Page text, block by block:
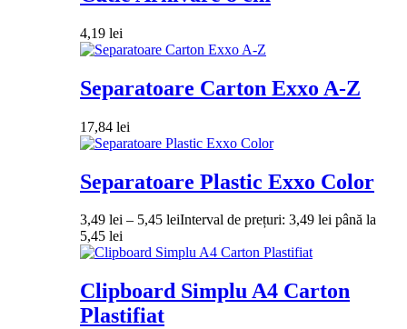
4,19 lei
Separatoare Carton Exxo A-Z
17,84 lei
Separatoare Plastic Exxo Color
3,49 lei – 5,45 leiInterval de prețuri: 3,49 lei până la
5,45 lei
Clipboard Simplu A4 Carton
Plastifiat